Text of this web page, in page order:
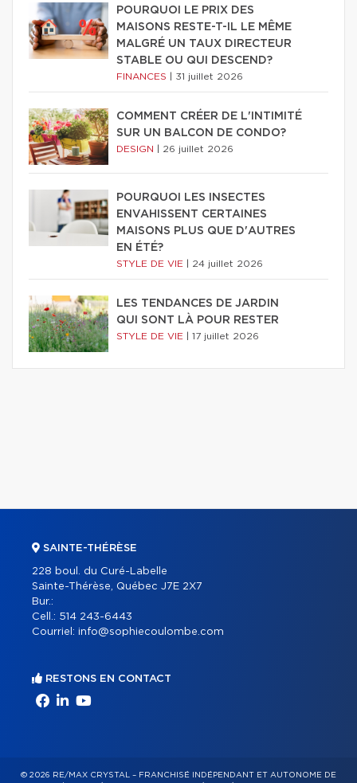
POURQUOI LE PRIX DES
MAISONS RESTE-T-IL LE MÊME
MALGRÉ UN TAUX DIRECTEUR
STABLE OU QUI DESCEND?
FINANCES 31 juillet 2026
COMMENT CRÉER DE L'INTIMITÉ
SUR UN BALCON DE CONDO?
DESIGN 26 juillet 2026
POURQUOI LES INSECTES
ENVAHISSENT CERTAINES
MAISONS PLUS QUE D'AUTRES
EN ÉTÉ?
STYLE DE VIE 24 juillet 2026
LES TENDANCES DE JARDIN
QUI SONT LÀ POUR RESTER
STYLE DE VIE 17 juillet 2026
SAINTE-THÉRÈSE
228 boul. du Curé-Labelle
Sainte-Thérèse, Québec J7E 2X7
Bur.:
Cell.: 514 243-6443
Courriel: info@sophiecoulombe.com
RESTONS EN CONTACT
© 2026 RE/MAX CRYSTAL – FRANCHISÉ INDÉPENDANT ET AUTONOME DE